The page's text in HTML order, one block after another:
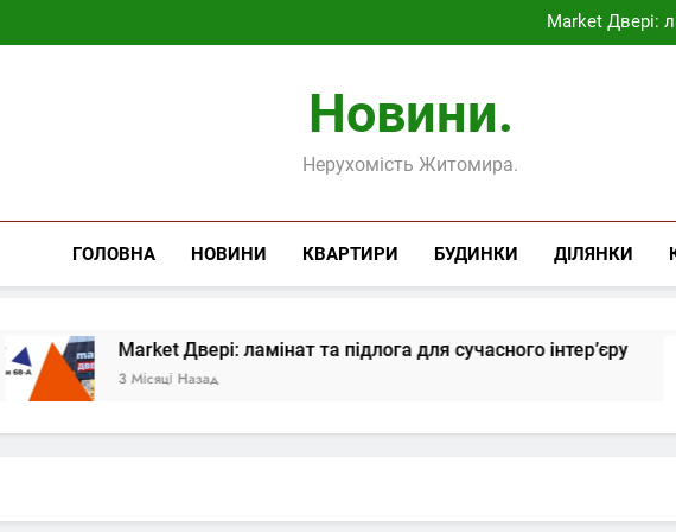
Market Двері:
Market Двері:
Як обрати чесне
Новини.
Нерухомість Житомира.
ГОЛОВНА НОВИНИ КВАРТИРИ БУДИНКИ ДІЛЯНКИ
Market Двері: ламінат та підлога для сучасного інтер’єру
3 Місяці Назад 3